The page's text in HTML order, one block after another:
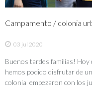
Campamento / colonia
03 jul 2020
Buenos tardes familias! Hoy
hemos podido disfrutar de
colonia empezaron con los